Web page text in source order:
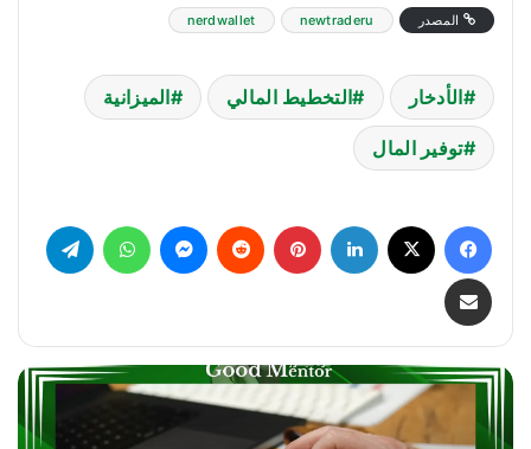
المصدر newtraderu
nerdwallet
الأدخار التخطيط المالي الميزانية
توفير المال
فيسبوك لينكدإن بينتيريست ماسنجر واتساب
مشاركة عبر البريد